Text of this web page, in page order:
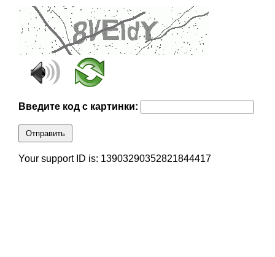
Введите код с картинки:
Отправить
Your support ID is: 13903290352821844417